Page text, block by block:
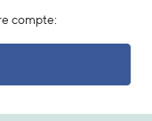
compte: